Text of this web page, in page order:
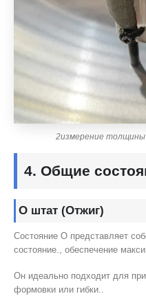
2измерение
4. Общие
О штат (Отжиг)
Состояние O представляет
состояние., обеспечение
Он идеально подходит для
формовки или гибки..